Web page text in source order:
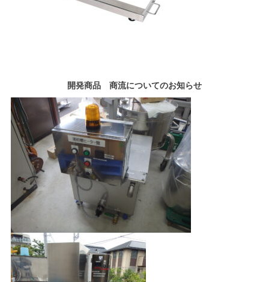
開発商品 商流についてのお知らせ